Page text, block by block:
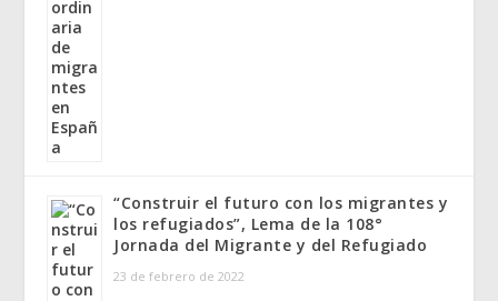
“Construir el futuro con los migrantes y
los refugiados”, Lema de la 108°
Jornada del Migrante y del Refugiado
23 de febrero de 2022